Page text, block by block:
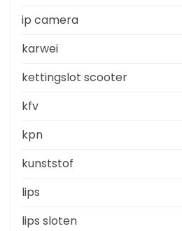
ip camera
karwei
kettingslot scooter
kfv
kpn
kunststof
lips
lips sloten